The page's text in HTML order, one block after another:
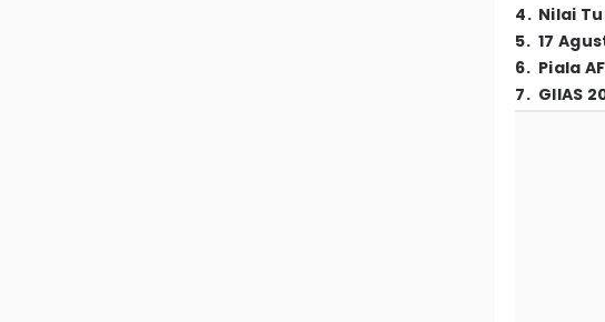
4. Nilai
5. 17
6. Piala
7. GIIAS